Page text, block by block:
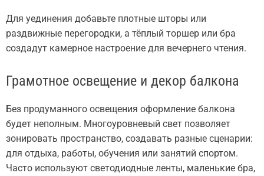
Для уединения добавьте плотные шторы или
раздвижные перегородки, а тёплый торшер или бра
создадут камерное настроение для вечернего чтения.
Грамотное освещение и декор балкона
Без продуманного освещения оформление балкона
будет неполным. Многоуровневый свет позволяет
зонировать пространство, создавать разные сценарии:
для отдыха, работы, обучения или занятий спортом.
Часто используют светодиодные ленты, маленькие бра,